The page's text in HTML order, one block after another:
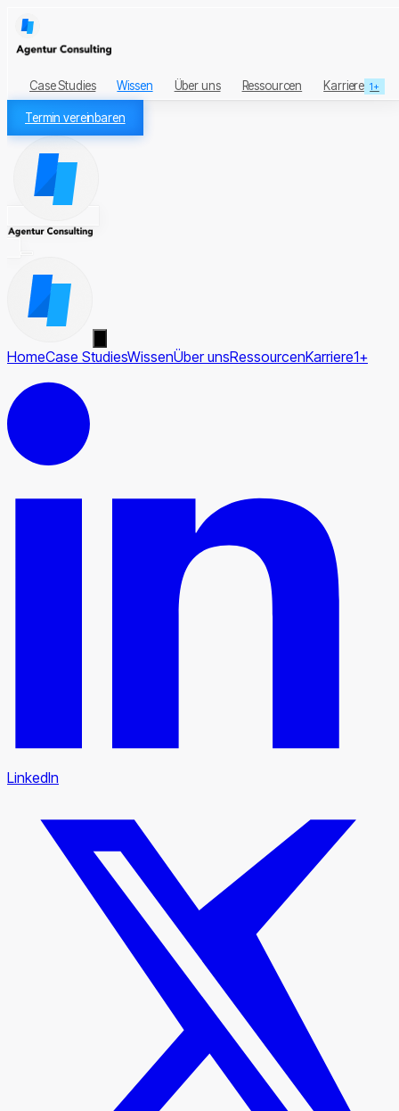
Case Studies Wissen Über uns Ressourcen Karriere 1+
Termin vereinbaren
HomeCase StudiesWissenÜber unsRessourcenKarriere1+
LinkedIn